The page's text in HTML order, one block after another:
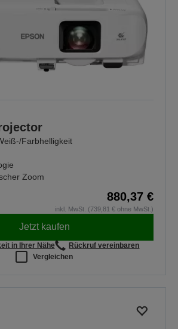
Farbhelligkeit
Zoom
880,37 €
inkl. MwSt. (739,81 € ohne MwSt.)
Jetzt kaufen
in Ihrer Nähe
Rückruf vereinbaren
Vergleichen